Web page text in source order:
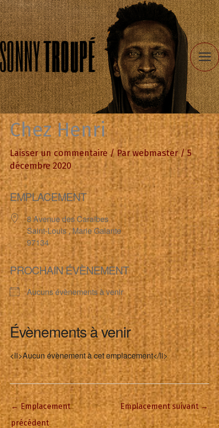
Aller
au
contenu
Chez Henri
Laisser un commentaire / Parwebmaster/5
décembre 2020
EMPLACEMENT
8 Avenue des Caraïbes
Saint-Louis , Marie Galante
97134
PROCHAIN ÉVÈNEMENT
Aucuns évènements à venir
Évènements à venir
<li>Aucun évènement à cet emplacement</li>
←Emplacement
précédent
Emplacement suivant→